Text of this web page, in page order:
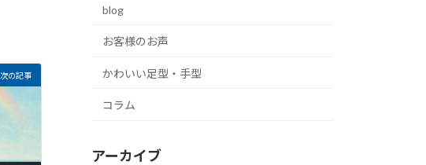
次の記事
blog
お客様のお声
かわいい足型・手型
コラム
アーカイブ